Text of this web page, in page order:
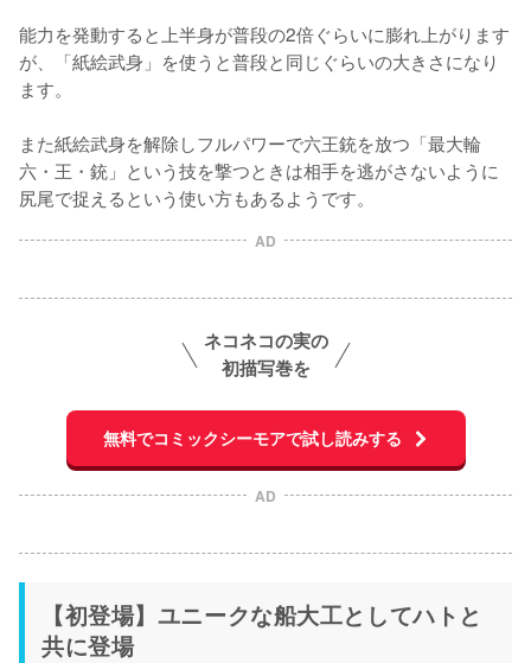
能力を発動すると上半身が普段の2倍ぐらいに膨れ上がります
が、「紙絵武身」を使うと普段と同じぐらいの大きさになり
ます。
また紙絵武身を解除しフルパワーで六王銃を放つ「最大輪
六・王・銃」という技を撃つときは相手を逃がさないように
尻尾で捉えるという使い方もあるようです。
AD
ネコネコの実の
初描写巻を
無料でコミックシーモアで試し読みする
AD
【初登場】ユニークな船大工としてハトと
共に登場